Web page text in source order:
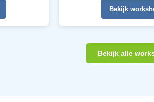
Bekijk
Bekijk alle